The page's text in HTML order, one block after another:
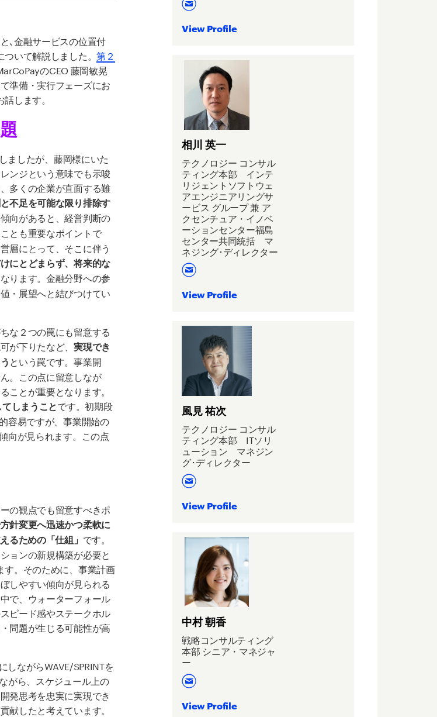
､金融サービスの位置付
ついて解説しました。第２
のCEO 藤岡敏晃
準備・実行フェーズにお
します。
ましたが、藤岡様にいた
ンジという意味でも示唆
多くの企業が直面する難
不足を可能な限り排除す
向があると、経営判断の
ことも重要なポイントで
層にとって、そこに伴う
にとどまらず、将来的な
ります。金融分野への参
・展望へと結びつけてい
な２つの罠にも留意する
が下りたなど、実現でき
という罠です。事業開
。この点に留意しなが
とが重要となります。
しまうことです。初期段
容易ですが、事業開始の
向が見られます。この点
の観点でも留意すべきポ
針変更へ迅速かつ柔軟に
るための「仕組」 です。
ョンの新規構築が必要と
す。そのために、事業計画
しやすい傾向が見られる
で、ウォーターフォール
ピード感やステークホル
問題が生じる可能性が高
しながらWAVE/SPRINTを
がら、スケジュール上の
発思考を忠実に実現でき
したと考えています。
View Profile
相川 英一
テクノロジー コンサル
ティング本部 インテ
リジェントソフトウェ
アエンジニアリングサ
ービス グループ 兼 ア
クセンチュア・イノベ
ーションセンター福島
センター共同統括 マ
ネジング･ディレクター
View Profile
風見 祐次
テクノロジー コンサル
ティング本部 ITソリ
ューション マネジン
グ･ディレクター
View Profile
中村 朝香
戦略コンサルティング
本部 シニア・マネジャ
ー
View Profile